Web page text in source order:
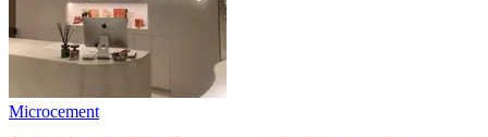
Microcement